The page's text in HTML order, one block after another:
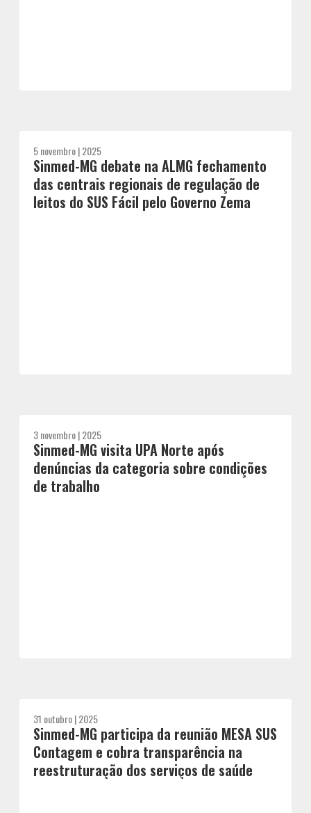
5 novembro | 2025
Sinmed-MG debate na ALMG fechamento
das centrais regionais de regulação de
leitos do SUS Fácil pelo Governo Zema
3 novembro | 2025
Sinmed-MG visita UPA Norte após
denúncias da categoria sobre condições
de trabalho
31 outubro | 2025
Sinmed-MG participa da reunião MESA SUS
Contagem e cobra transparência na
reestruturação dos serviços de saúde